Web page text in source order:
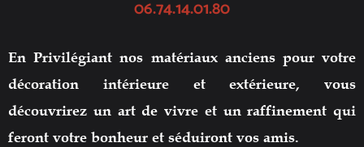
06.74.14.01.80
En Privilégiant nos matériaux anciens pour votre
décoration intérieure et extérieure, vous
découvrirez un art de vivre et un raffinement qui
feront votre bonheur et séduiront vos amis.